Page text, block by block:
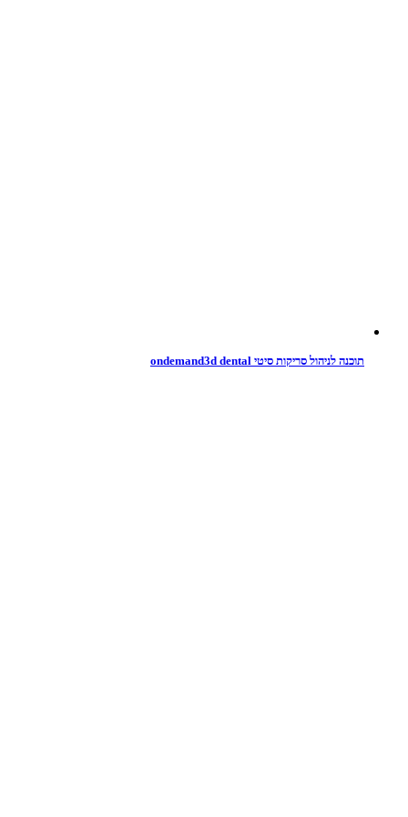
תוכנה לניהול סריקות סיטי ondemand3d dental